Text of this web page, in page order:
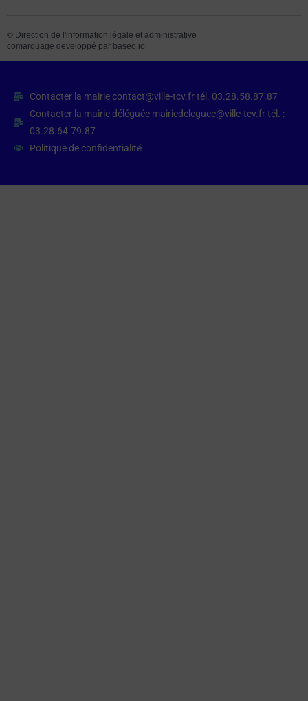
© Direction de l'information légale et administrative
comarquage developpé par baseo.io
Contacter la mairie contact@ville-tcv.fr tél. 03.28.58.87.87
Contacter la mairie déléguée mairiedeleguee@ville-tcv.fr tél. :
03.28.64.79.87
Politique de confidentialité